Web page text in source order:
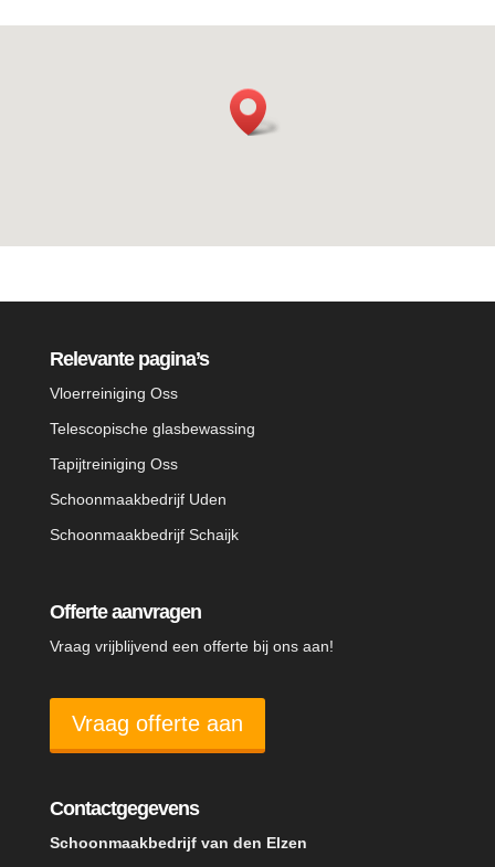
Relevante pagina’s
Vloerreiniging Oss
Telescopische glasbewassing
Tapijtreiniging Oss
Schoonmaakbedrijf Uden
Schoonmaakbedrijf Schaijk
Offerte aanvragen
Vraag vrijblijvend een offerte bij ons aan!
Vraag offerte aan
Contactgegevens
Schoonmaakbedrijf van den Elzen